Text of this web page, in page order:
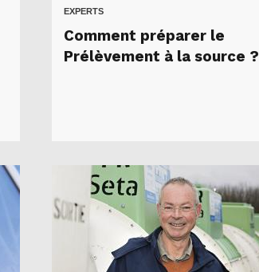
EXPERTS
Comment préparer le
Prélèvement à la source ?